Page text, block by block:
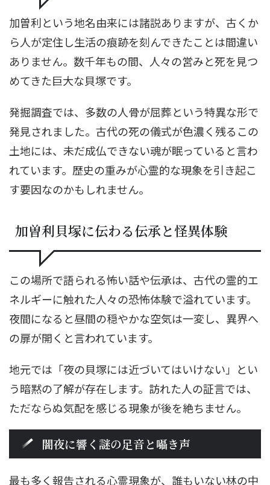
加曽利という地名由来には諸説ありますが、古くか
ら人が定住し生活の痕跡を刻んできたことは間違い
ありません。数千年もの間、人々の営みと死を見つ
めてきた巨大な貝塚です。
発掘調査では、多数の人骨が屈葬という特異な形で
発見されました。古代の死の儀式が色濃く残るこの
土地には、未だ成仏できない魂が眠っていると言わ
れています。歴史の重みが心霊的な現象を引き起こ
す要因なのかもしれません。
加曽利貝塚に伝わる伝承と怪異体験
この場所で語られる怖い話や伝承は、古代の霊的エ
ネルギーに触れた人々の恐怖体験で溢れています。
夜間になると昼間の穏やかな空気は一変し、異界へ
の扉が開くと言われています。
地元では「夜の貝塚には近づいてはいけない」とい
う暗黙の了解が存在します。訪れた人の証言では、
ただならぬ気配を感じる現象が後を絶ちません。
闇夜に響く謎の足音と囁き声
最も多く報告される心霊現象が、誰もいない林の中